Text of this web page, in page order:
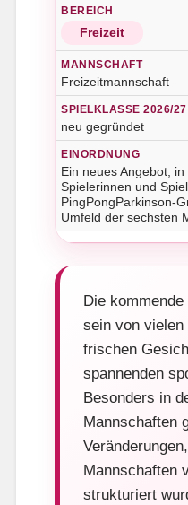
Freizeit
Freizeitmannschaft
neu gegründet
Ein neues Angebot,
Spielerinnen und
PingPongParkinson-
Umfeld der sechsten
Die
sein von vielen
frischen
spannenden
Besonders in
Mannschaften
Mannschaften
strukturiert